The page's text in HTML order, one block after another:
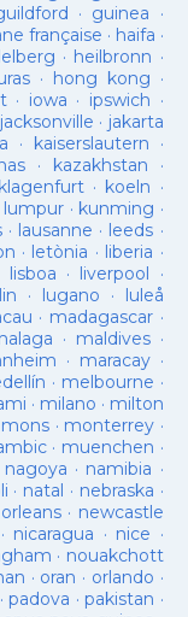
· guinea ·
française · haifa ·
· heilbronn ·
· hong kong ·
· iowa · ipswich ·
jacksonville · jakarta
· kaiserslautern ·
· kazakhstan ·
klagenfurt · koeln ·
lumpur · kunming ·
· lausanne · leeds ·
· letònia · liberia ·
lisboa · liverpool ·
· lugano · luleå
· madagascar·
· maldives·
· maracay·
· melbourne ·
· milano · milton
mons · monterrey ·
· muenchen ·
nagoya · namibia ·
· natal · nebraska ·
· newcastle
nicaragua · nice ·
· nouakchott
· oran · orlando ·
·padova ·pakistan ·